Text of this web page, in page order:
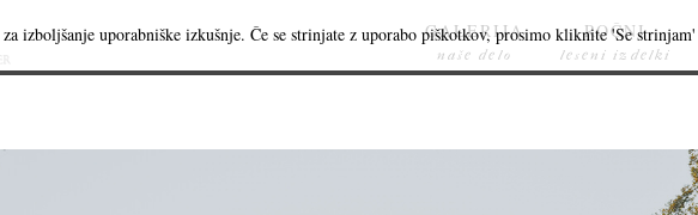
GALERIJA
naše delo
ROČNI
leseni izdelki
izboljšanje uporabniške izkušnje. Če se strinjate z uporabo piškotkov, prosimo kliknite 'Se